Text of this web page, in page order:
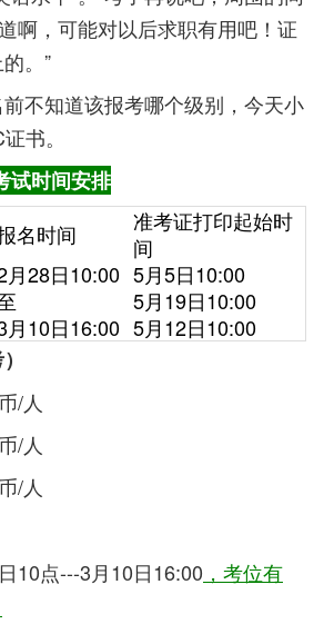
啊，可能对以后求职有用吧！证
。”
不知道该报考哪个级别，今天小
书。
试时间安排
名时间
准考证打印起始时
间
月28日10:00
月10日16:00
5月5日10:00
5月19日10:00
5月12日10:00
/人
/人
/人
10点---3月10日16:00 ，考位有